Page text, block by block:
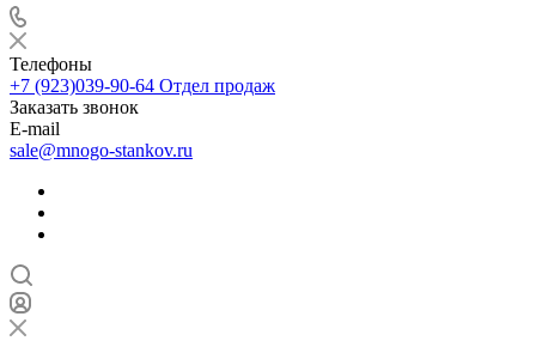
Телефоны
+7 (923)039-90-64 Отдел продаж
Заказать звонок
E-mail
sale@mnogo-stankov.ru